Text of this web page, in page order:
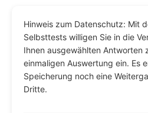
Hinweis zum Datenschutz: Mit
Selbsttests willigen Sie in die
Ihnen ausgewählten Antworten
einmaligen Auswertung ein. Es
Speicherung noch eine
Dritte.